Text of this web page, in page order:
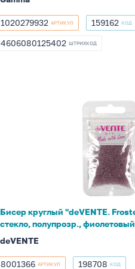
1020279932
1020279932 АРТИКУЛ 159162
159162 КОД
4606080125402
4606080125402 ШТРИХКОД
полупрозр.,
фиолетовый
Бисер круглый "deVENTE.
стекло, полупрозр., фиолетовый
deVENTE
8001366 АРТИКУЛ 198708 КОД